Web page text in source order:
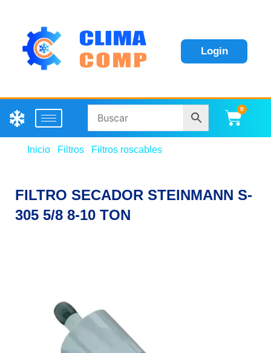
Login
0
Inicio Filtros Filtros roscables
FILTRO SECADOR STEINMANN S-
305 5/8 8-10 TON